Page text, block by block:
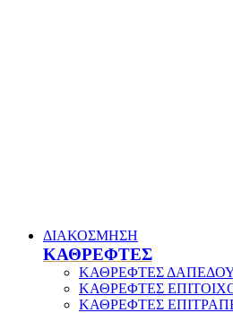
ΔΙΑΚΟΣΜΗΣΗ
ΚΑΘΡΕΦΤΕΣ
ΚΑΘΡΕΦΤΕΣ
ΚΑΘΡΕΦΤΕΣ
ΚΑΘΡΕΦΤΕΣ